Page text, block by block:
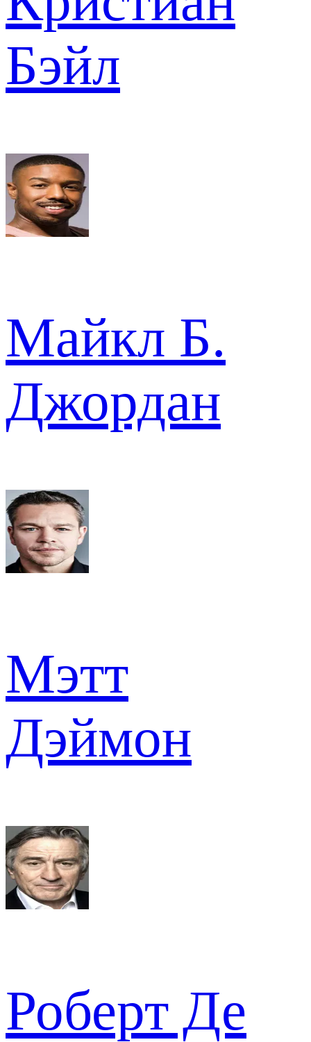
Бэйл
Майкл Б.
Джордан
Мэтт
Дэймон
Роберт Де